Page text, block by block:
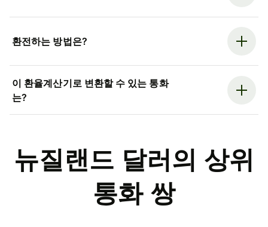
환전하는 방법은?
이 환율계산기로 변환할 수 있는 통화
는?
뉴질랜드 달러의 상위
통화 쌍